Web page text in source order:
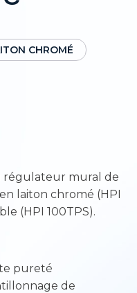
CHROMÉ
régulateur mural de
laiton chromé (HPI
(HPI 100TPS).
pureté
de